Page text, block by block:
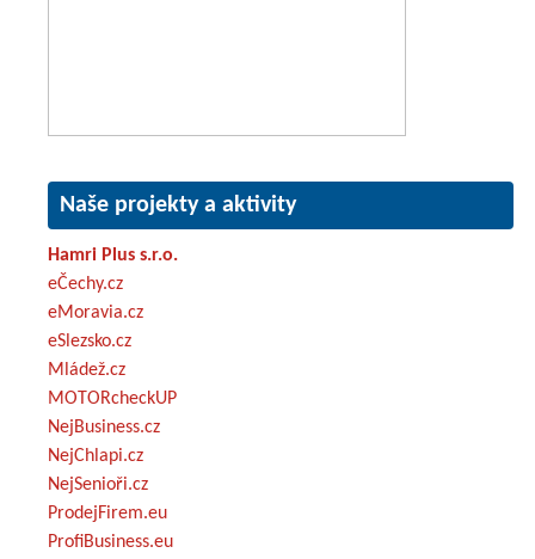
Naše projekty a aktivity
Hamri Plus s.r.o.
eČechy.cz
eMoravia.cz
eSlezsko.cz
Mládež.cz
MOTORcheckUP
NejBusiness.cz
NejChlapi.cz
NejSenioři.cz
ProdejFirem.eu
ProfiBusiness.eu